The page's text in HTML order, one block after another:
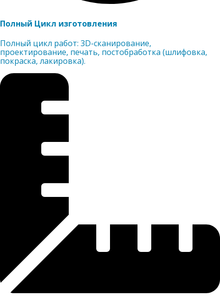
Полный Цикл изготовления
Полный цикл работ: 3D-сканирование,
проектирование, печать, постобработка (шлифовка,
покраска, лакировка).